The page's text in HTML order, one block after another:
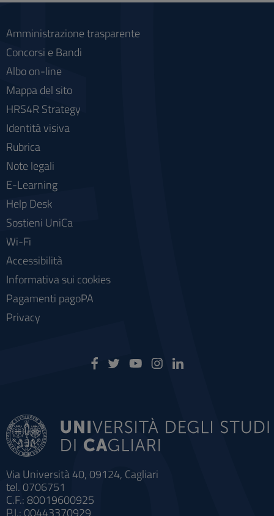
Via Università 40, 09124, Cagliari
tel. 0706751
C.F.: 80019600925
P.I.: 00443370929
Amministrazione trasparente
Concorsi e Bandi
Albo on-line
Mappa del sito
HRS4R Strategy
Identità visiva
Rubrica
Note legali
E-Learning
Help Desk
Sostieni UniCa
Wi-Fi
Accessibilità
Informativa sui cookies
Pagamenti pagoPA
Privacy